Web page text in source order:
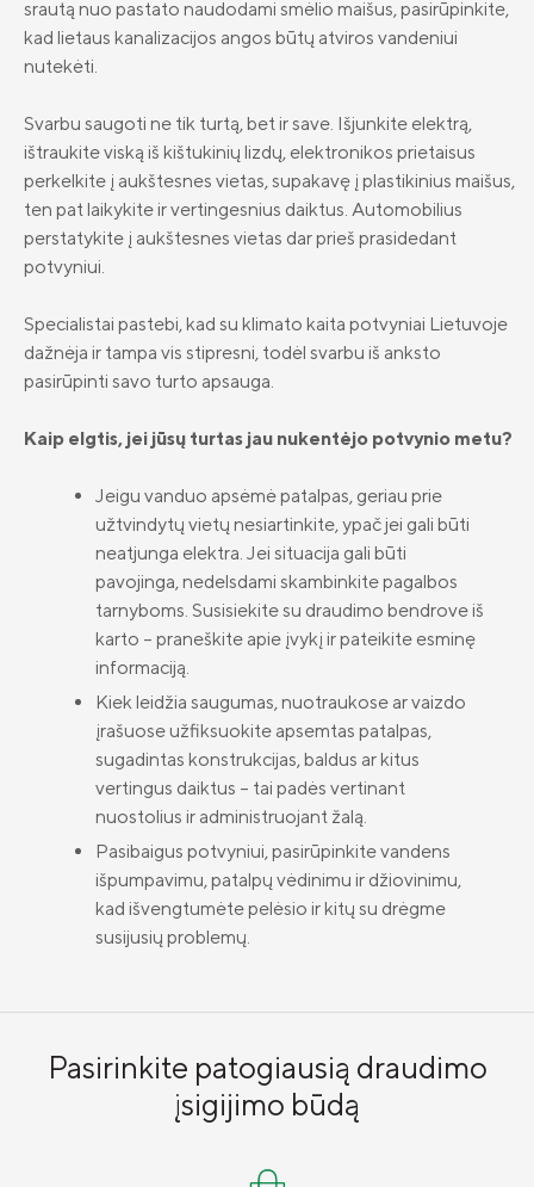
srautą nuo pastato naudodami smėlio maišus, pasirūpinkite,
kad lietaus kanalizacijos angos būtų atviros vandeniui
nutekėti.
Svarbu saugoti ne tik turtą, bet ir save. Išjunkite elektrą,
ištraukite viską iš kištukinių lizdų, elektronikos prietaisus
perkelkite į aukštesnes vietas, supakavę į plastikinius maišus,
ten pat laikykite ir vertingesnius daiktus. Automobilius
perstatykite į aukštesnes vietas dar prieš prasidedant
potvyniui.
Specialistai pastebi, kad su klimato kaita potvyniai Lietuvoje
dažnėja ir tampa vis stipresni, todėl svarbu iš anksto
pasirūpinti savo turto apsauga.
Kaip elgtis, jei jūsų turtas jau nukentėjo potvynio metu?
Jeigu vanduo apsėmė patalpas, geriau prie
užtvindytų vietų nesiartinkite, ypač jei gali būti
neatjunga elektra. Jei situacija gali būti
pavojinga, nedelsdami skambinkite pagalbos
tarnyboms. Susisiekite su draudimo bendrove iš
karto – praneškite apie įvykį ir pateikite esminę
informaciją.
Kiek leidžia saugumas, nuotraukose ar vaizdo
įrašuose užfiksuokite apsemtas patalpas,
sugadintas konstrukcijas, baldus ar kitus
vertingus daiktus – tai padės vertinant
nuostolius ir administruojant žalą.
Pasibaigus potvyniui, pasirūpinkite vandens
išpumpavimu, patalpų vėdinimu ir džiovinimu,
kad išvengtumėte pelėsio ir kitų su drėgme
susijusių problemų.
Pasirinkite patogiausią draudimo
įsigijimo būdą